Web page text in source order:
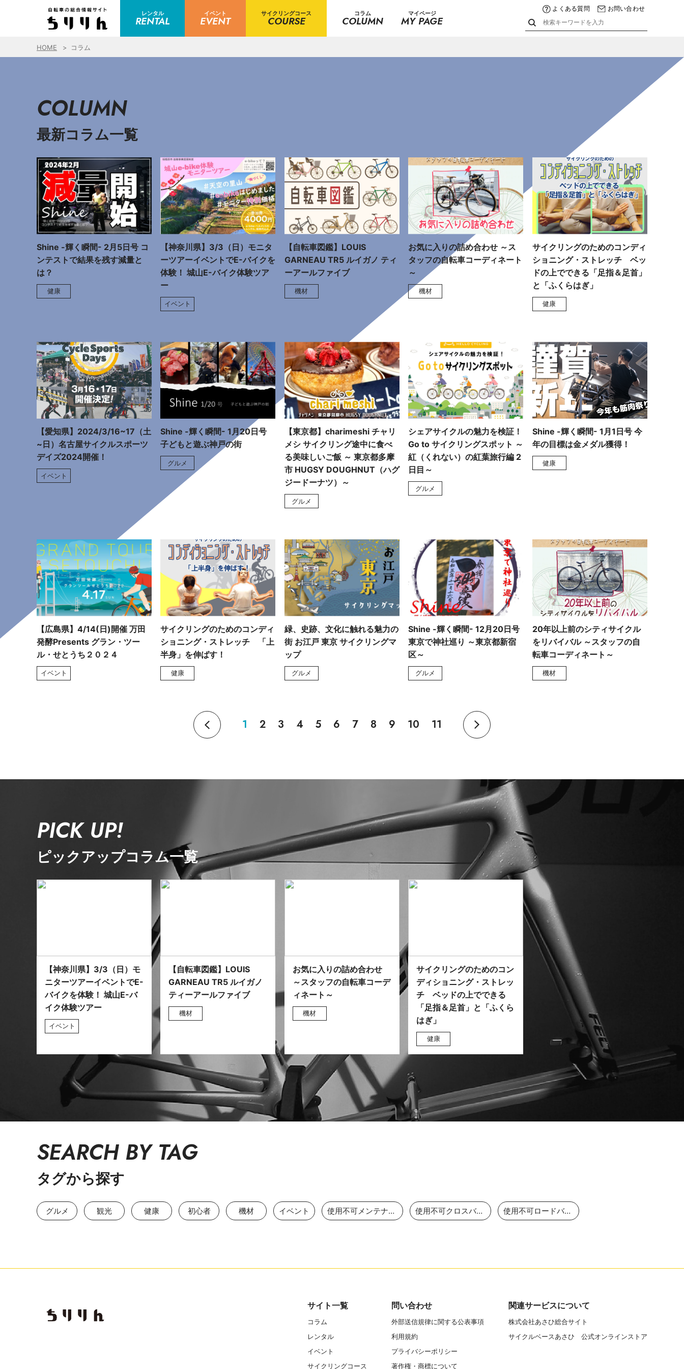
レンタル
RENTAL
イベント
EVENT
サイクリングコース
COURSE
コラム
COLUMN
マイページ
MY PAGE
よくある質問 お問い合わせ
HOME コラム
COLUMN
最新コラム一覧
Shine -輝く瞬間- 2月5日号 コ
ンテストで結果を残す減量と
は？
健康
【神奈川県】3/3（日）モニタ
ーツアーイベントでE-バイクを
体験！ 城山E-バイク体験ツア
ー
イベント
【自転車図鑑】LOUIS
GARNEAU TR5 ルイガノ ティ
ーアールファイブ
機材
お気に入りの詰め合わせ ～ス
タッフの自転車コーディネート
～
機材
サイクリングのためのコンディ
ショニング・ストレッチ ベッ
ドの上でできる「足指＆足首」
と「ふくらはぎ」
健康
【愛知県】2024/3/16~17（土
~日）名古屋サイクルスポーツ
デイズ2024開催！
イベント
Shine -輝く瞬間- 1月20日号
子どもと遊ぶ神戸の街
グルメ
【東京都】charimeshi チャリ
メシ サイクリング途中に食べ
る美味しいご飯 ～ 東京都多摩
市 HUGSY DOUGHNUT（ハグ
ジードーナツ）～
グルメ
シェアサイクルの魅力を検証！
Go to サイクリングスポット ～
紅（くれない）の紅葉旅行編 2
日目～
グルメ
Shine -輝く瞬間- 1月1日号 今
年の目標は金メダル獲得！
健康
【広島県】4/14(日)開催 万田
発酵Presents グラン・ツー
ル・せとうち２０２４
イベント
サイクリングのためのコンディ
ショニング・ストレッチ 「上
半身」を伸ばす！
健康
緑、史跡、文化に触れる魅力の
街 お江戸 東京 サイクリングマ
ップ
グルメ
Shine -輝く瞬間- 12月20日号
東京で神社巡り ～東京都新宿
区～
グルメ
20年以上前のシティサイクル
をリバイバル ～スタッフの自
転車コーディネート～
機材
1 2 3 4 5 6 7 8 9 10 11
PICK UP!
ピックアップコラム一覧
【神奈川県】3/3（日）モ
ニターツアーイベントでE-
バイクを体験！ 城山E-バ
イク体験ツアー
イベント
【自転車図鑑】LOUIS
GARNEAU TR5 ルイガノ
ティーアールファイブ
機材
お気に入りの詰め合わせ
～スタッフの自転車コーデ
ィネート～
機材
サイクリングのためのコン
ディショニング・ストレッ
チ ベッドの上でできる
「足指＆足首」と「ふくら
はぎ」
健康
SEARCH BY TAG
タグから探す
グルメ 観光 健康 初心者 機材 イベント 使用不可メンテナンス 使用不可クロスバイク 使用不可ロードバイク
サイト一覧
コラム
レンタル
イベント
サイクリングコース
問い合わせ
外部送信規律に関する公表事項
利用規約
プライバシーポリシー
著作権・商標について
関連サービスについて
株式会社あさひ総合サイト
サイクルベースあさひ 公式オンラインストア